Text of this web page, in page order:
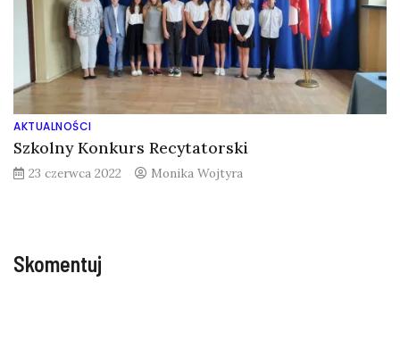
AKTUALNOŚCI
Szkolny Konkurs Recytatorski
23 czerwca 2022 Monika Wojtyra
Skomentuj